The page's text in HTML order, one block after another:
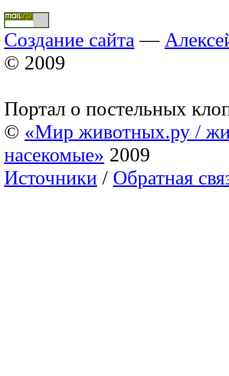
Создание сайта —
© 2009
Портал о постельных
© «Мир животных.ру /
насекомые» 2009
Источники / Обратная